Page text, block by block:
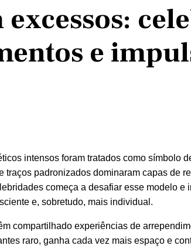
excessos:
e
intensos foram tratados como símbolo
traços padronizados dominaram capas de
começa a desafiar esse modelo
e, sobretudo, mais individual.
compartilhado experiências de
raro, ganha cada vez mais espaço e